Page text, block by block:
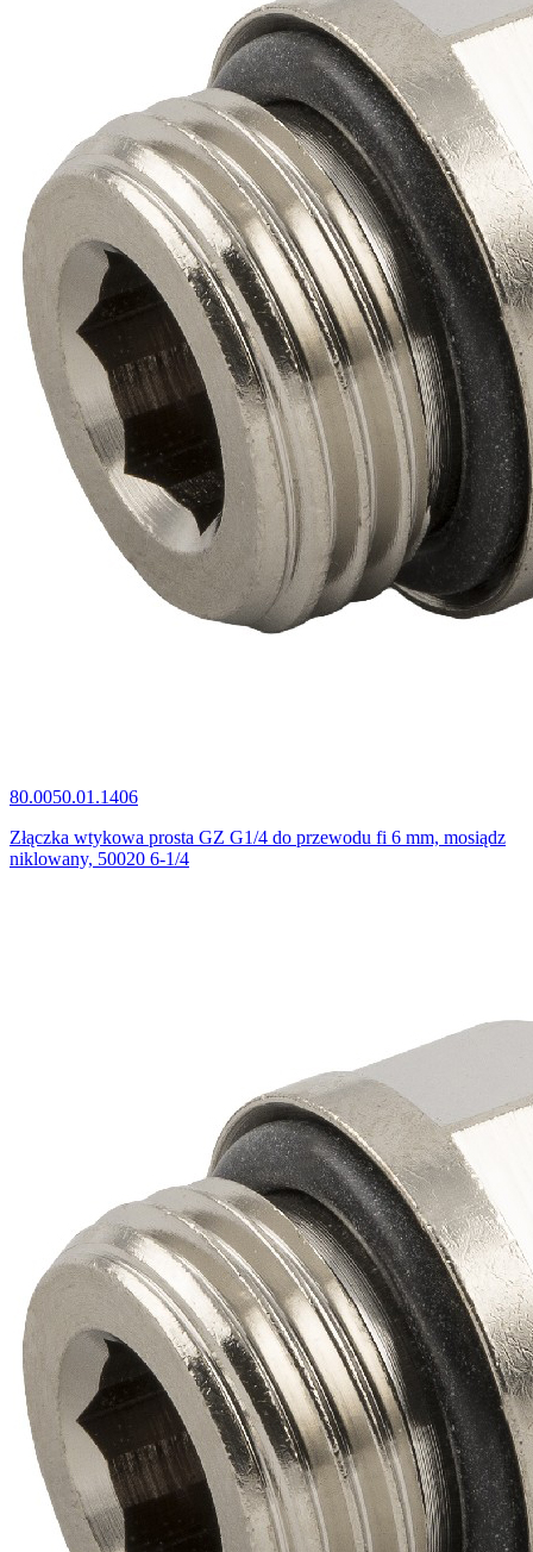
80.0050.01.1406
Złączka wtykowa prosta GZ G1/4 do przewodu fi 6 mm, mosiądz
niklowany, 50020 6-1/4